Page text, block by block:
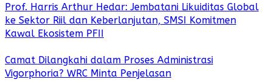
Prof. Harris Arthur Hedar: Jembatani Likuiditas Global
ke Sektor Riil dan Keberlanjutan, SMSI Komitmen
Kawal Ekosistem PFII
Camat Dilangkahi dalam Proses Administrasi
Vigorphoria? WRC Minta Penjelasan